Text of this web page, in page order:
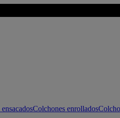
Colchones enrollados